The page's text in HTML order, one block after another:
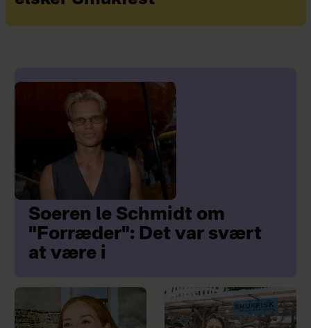
Soeren le Schmidt om
"Forræder": Det var svært
at være i